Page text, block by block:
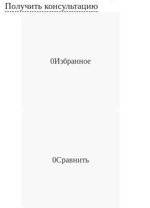
Получить консультацию
0Избранное
0Сравнить